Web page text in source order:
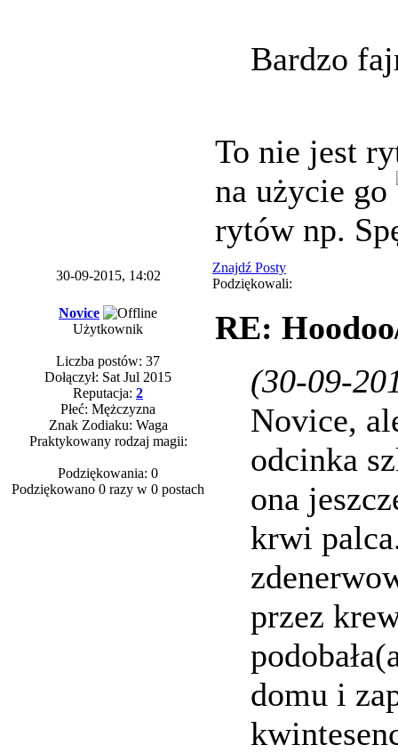
Bardzo
To nie jest
na użycie go
rytów np.
30-09-2015, 14:02
Znajdź Posty
Podziękowali:
Novice
Użytkownik
Liczba postów: 37
Dołączył: Sat Jul 2015
Reputacja: 2
Płeć: Mężczyzna
Znak Zodiaku: Waga
Praktykowany rodzaj magii:
Podziękowania: 0
Podziękowano 0 razy w 0 postach
RE:
(30-09-
Novice,
odcinka
ona
krwi
przez
domu i